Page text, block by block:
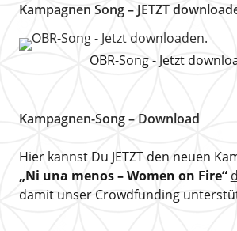
Kampagnen Song – JETZT
OBR-Song - Jetzt
Kampagnen-Song – Download
Hier kannst Du JETZT den neuen
„Ni una menos – Women on Fire“
damit unser Crowdfunding